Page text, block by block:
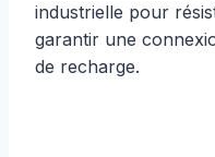
industrielle pour
garantir une
de recharge.